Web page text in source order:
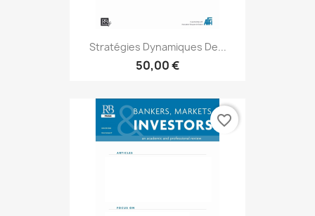
Stratégies Dynamiques De...
50,00 €
favorite_border